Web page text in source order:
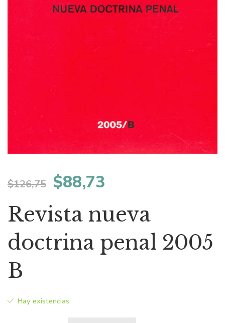
$126,75 El
precio
original
era:
$88,73
precio
actual
es:
Revista nueva
doctrina penal 2005
B
Hay existencias